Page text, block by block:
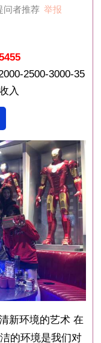
问者推荐 举报
2500-3000-35
入
新环境的艺术 在
的环境是我们对